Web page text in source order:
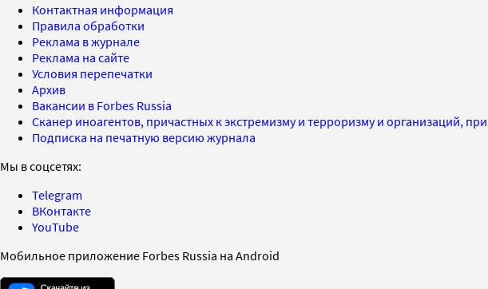
Контактная информация
Правила обработки
Реклама в журнале
Реклама на сайте
Условия перепечатки
Архив
Вакансии в Forbes Russia
Сканер иноагентов, причастных к экстремизму и терроризму и организаций,
Подписка на печатную версию журнала
Мы в соцсетях:
Telegram
ВКонтакте
YouTube
Мобильное приложение Forbes Russia на Android